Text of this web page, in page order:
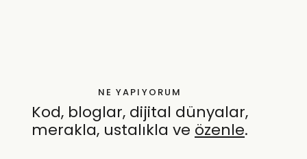
NE YAPIYORUM
Kod, bloglar, dijital dünyalar,
merakla, ustalıkla ve özenle.